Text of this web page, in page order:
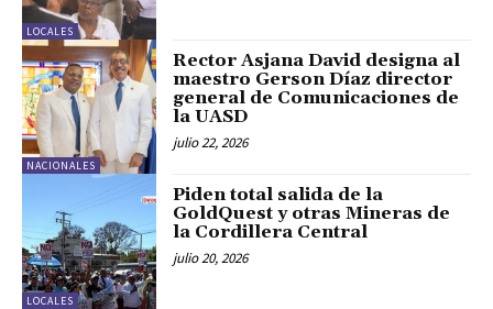
LOCALES
NACIONALES
Rector Asjana David designa al
maestro Gerson Díaz director
general de Comunicaciones de
la UASD
julio 22, 2026
LOCALES
Piden total salida de la
GoldQuest y otras Mineras de
la Cordillera Central
julio 20, 2026